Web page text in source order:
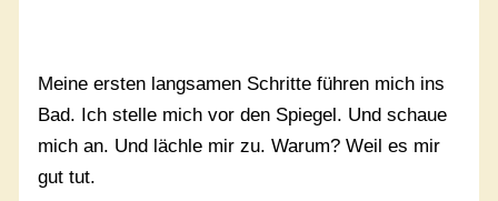
Meine ersten langsamen Schritte führen mich ins
Bad. Ich stelle mich vor den Spiegel. Und schaue
mich an. Und lächle mir zu. Warum? Weil es mir
gut tut.